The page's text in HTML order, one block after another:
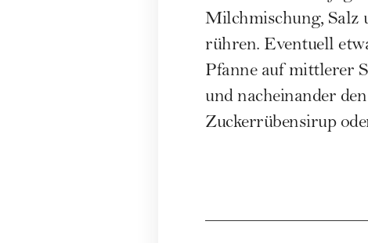
Milchmischung, Salz
rühren. Eventuell
Pfanne auf mittlerer
und nacheinander
Zuckerrübensirup